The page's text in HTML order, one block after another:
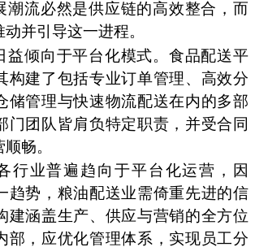
潮流必然是供应链的高效整合，而
并引导这一进程。
益倾向于平台化模式。食品配送平
构建了包括专业订单管理、高效分
储管理与快速物流配送在内的多部
门团队皆肩负特定职责，并受合同
畅。
行业普遍趋向于平台化运营，因
趋势，粮油配送业需倚重先进的信
建涵盖生产、供应与营销的全方位
部，应优化管理体系，实现员工分